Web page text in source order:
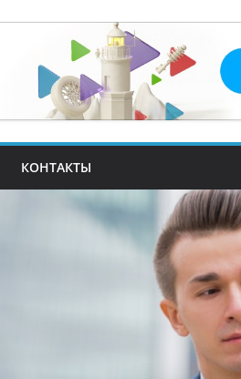
КОНТАКТЫ